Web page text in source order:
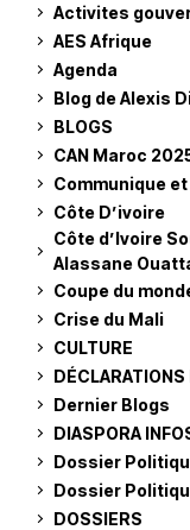
Activites
AES Afrique
Agenda
Blog de Alexis
BLOGS
CAN Maroc
Communique
Côte D’ivoire
Côte d’Ivoire
Alassane
Coupe du
Crise du Mali
CULTURE
Dernier Blogs
DIASPORA
Dossier
Dossier
DOSSIERS